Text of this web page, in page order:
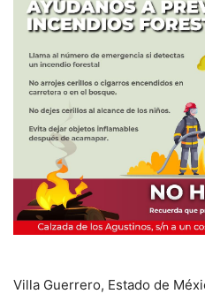
Villa Guerrero, Estado de